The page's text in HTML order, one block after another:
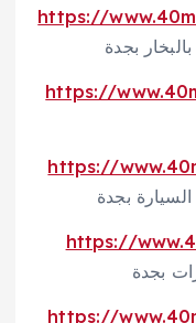
https://
بجدة
https://
https://
بجدة
https://
بجدة
https://